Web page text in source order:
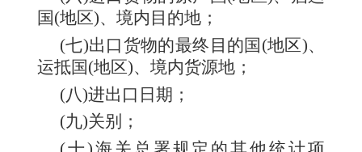
国(地区)、境内目的地；
(七)出口货物的最终目的国(地区)、
运抵国(地区)、境内货源地；
(八)进出口日期；
(九)关别；